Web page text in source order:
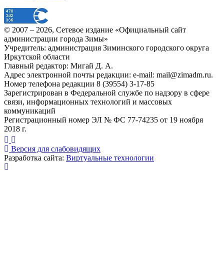
© 2007 – 2026, Сетевое издание «Официальный сайт
администрации города Зимы»
Учредитель: администрация Зиминского городского округа
Иркутской области
Главный редактор: Мигай Д. А.
Адрес электронной почты редакции: e-mail: mail@zimadm.ru.
Номер телефона редакции 8 (39554) 3-17-85
Зарегистрирован в Федеральной службе по надзору в сфере
связи, информационных технологий и массовых
коммуникаций
Регистрационный номер ЭЛ № ФС 77-74235 от 19 ноября
2018 г.
Версия для слабовидящих
Разработка сайта: Виртуальные технологии